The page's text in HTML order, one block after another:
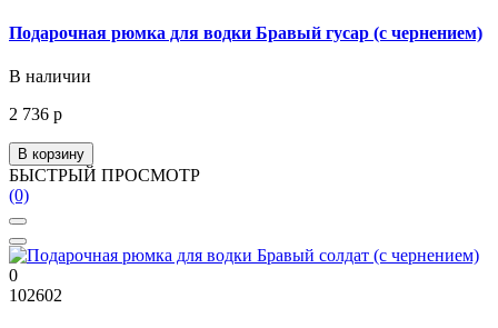
Подарочная рюмка для водки Бравый гусар (с чернением)
В наличии
2 736 р
В корзину
БЫСТРЫЙ ПРОСМОТР
(0)
0
102602